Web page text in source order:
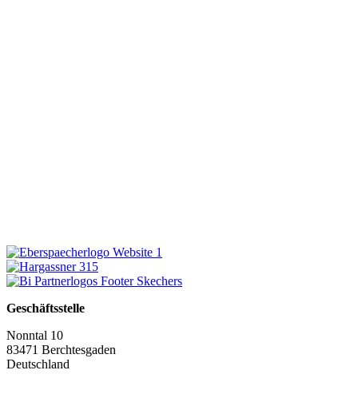
Geschäftsstelle
Nonntal 10
83471 Berchtesgaden
Deutschland